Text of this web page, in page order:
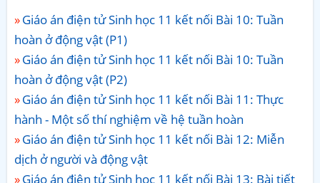
Giáo án điện tử Sinh học 11 kết nối Bài 10: Tuần
hoàn ở động vật (P1)
Giáo án điện tử Sinh học 11 kết nối Bài 10: Tuần
hoàn ở động vật (P2)
Giáo án điện tử Sinh học 11 kết nối Bài 11: Thực
hành - Một số thí nghiệm về hệ tuần hoàn
Giáo án điện tử Sinh học 11 kết nối Bài 12: Miễn
dịch ở người và động vật
Giáo án điện tử Sinh học 11 kết nối Bài 13: Bài tiết